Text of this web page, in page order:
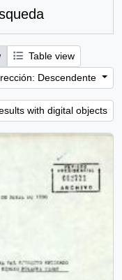
Table view
Descendente
with digital objects